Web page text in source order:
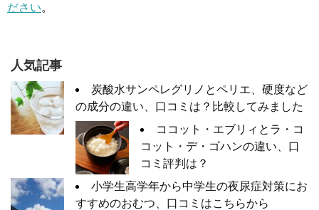
ださい。
人気記事
炭酸水サンペレグリノとペリエ、硬度など
の成分の違い、口コミは？比較してみました
ココット・エブリィとラ・コ
コット・デ・ゴハンの違い、口
コミ評判は？
小学生高学年から中学生の夜尿症対策にお
すすめのおむつ、口コミはこちらから